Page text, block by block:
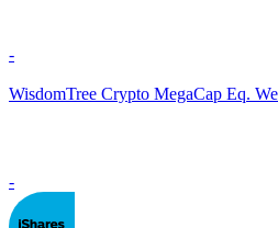
-
WisdomTree Crypto MegaCap Eq.
-